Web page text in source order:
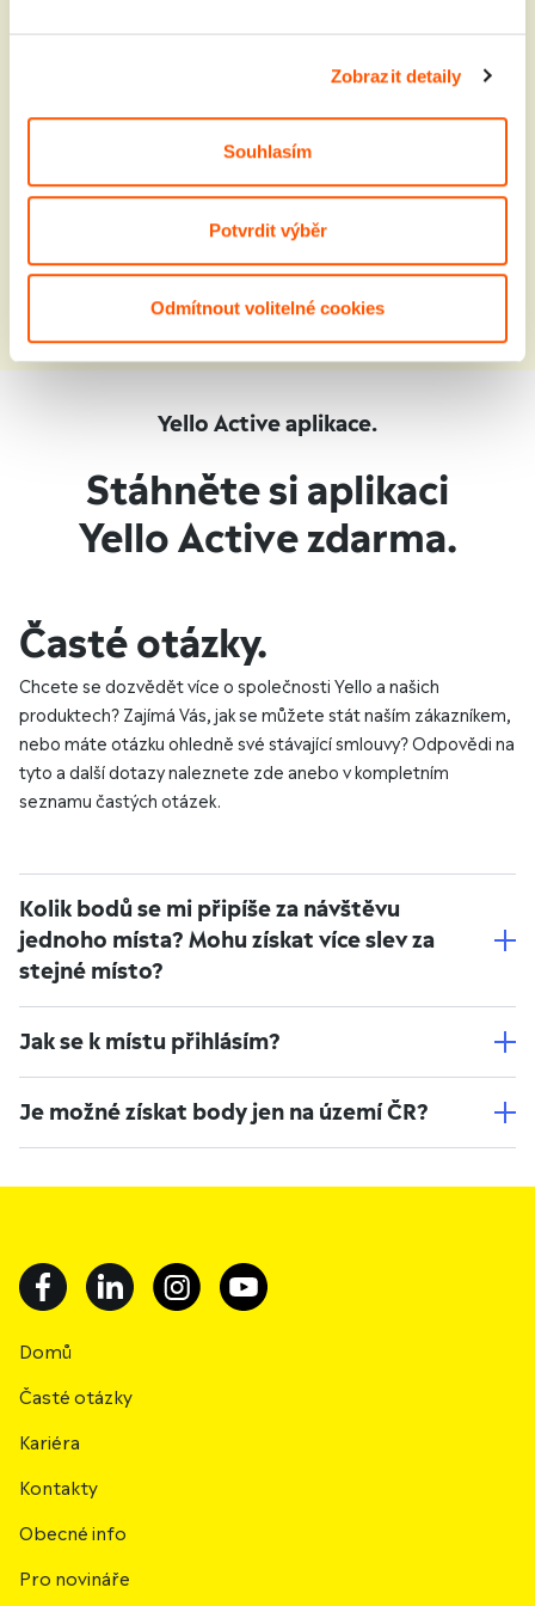
Zobrazit detaily
Souhlasím
Potvrdit výběr
Odmítnout volitelné cookies
Yello Active aplikace.
Stáhněte si aplikaci
Yello Active zdarma.
Časté otázky.
Chcete se dozvědět více o společnosti Yello a našich
produktech? Zajímá Vás, jak se můžete stát naším zákazníkem,
nebo máte otázku ohledně své stávající smlouvy? Odpovědi na
tyto a další dotazy naleznete zde anebo v kompletním
seznamu častých otázek.
Kolik bodů se mi připíše za návštěvu
jednoho místa? Mohu získat více slev za
stejné místo?
Jak se k místu přihlásím?
Je možné získat body jen na území ČR?
Domů
Časté otázky
Kariéra
Kontakty
Obecné info
Pro novináře